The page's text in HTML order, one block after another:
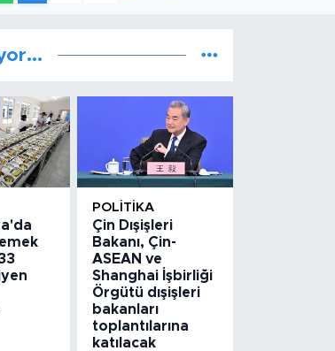
POLITIKA
Çin Dışişleri
Bakanı, Çin-
ASEAN ve
Shanghai İşbirliği
Örgütü dışişleri
bakanları
toplantılarına
katılacak